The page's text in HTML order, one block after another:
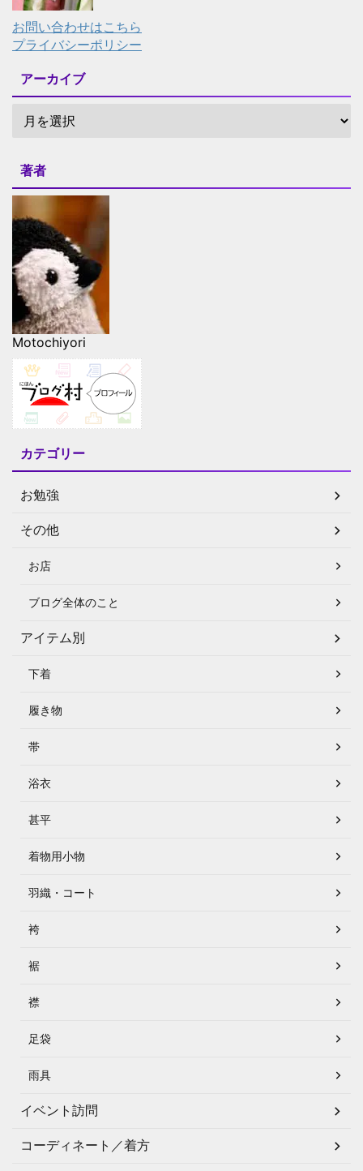
お問い合わせはこちら
プライバシーポリシー
アーカイブ
著者
Motochiyori
カテゴリー
お勉強
その他
お店
ブログ全体のこと
アイテム別
下着
履き物
帯
浴衣
甚平
着物用小物
羽織・コート
袴
裾
襟
足袋
雨具
イベント訪問
コーディネート／着方